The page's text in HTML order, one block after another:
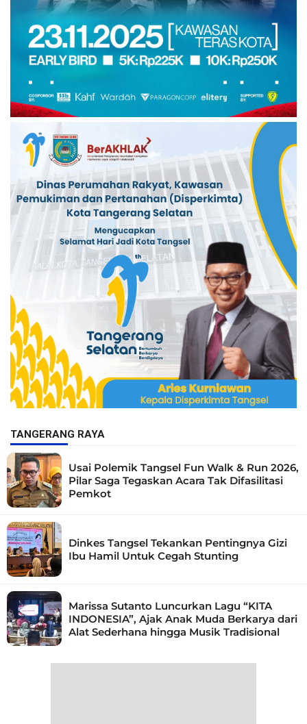
TANGERANG RAYA
Usai Polemik Tangsel Fun Walk & Run 2026,
Pilar Saga Tegaskan Acara Tak Difasilitasi
Pemkot
Dinkes Tangsel Tekankan Pentingnya Gizi
Ibu Hamil Untuk Cegah Stunting
Marissa Sutanto Luncurkan Lagu “KITA
INDONESIA”, Ajak Anak Muda Berkarya dari
Alat Sederhana hingga Musik Tradisional